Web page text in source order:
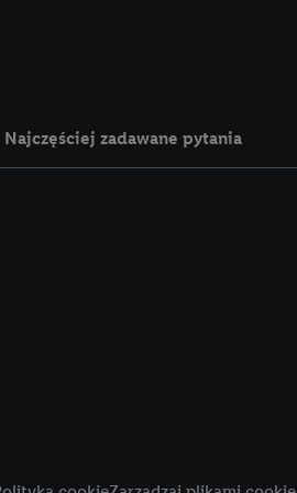
Najczęściej zadawane pytania
jednym z wyżej
możemy
rozpoznać
W tym celu
adres e-
adresu IP. Jeśli
użyciu adresu IP i
usług Lidl. W
Zgodę na
celów marketingu